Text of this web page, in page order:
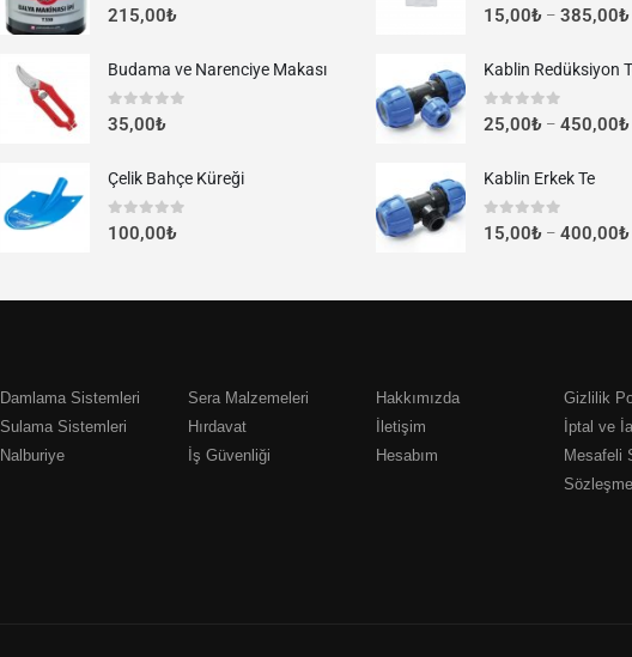
0out of 5
215,00₺
Budama ve Narenciye Makası
0out of 5
35,00₺
Çelik Bahçe Küreği
0 out of 5
100,00₺
0 out of 5
15,00₺ – 385,00₺
Kablin Redüksiyon
0out of 5
25,00₺ – 450,00₺
Kablin Erkek Te
0 out of 5
15,00₺ – 400,00₺
Damlama Sistemleri
Sulama Sistemleri
Nalburiye
Sera Malzemeleri
Hırdavat
İş Güvenliği
Hakkımızda
İletişim
Hesabım
Gizlilik
İptal ve
Mesafeli